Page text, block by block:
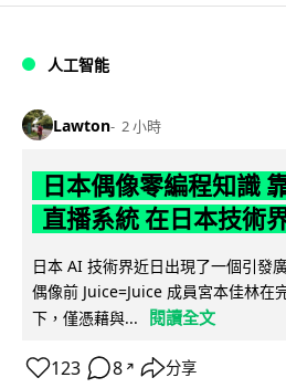
人工智能
Lawton 2 小時
日本偶像零編程知識
直播系統 在日本技術
日本 AI 技術界近日出現了一個引發
偶像前 Juice=Juice 成員宮本佳林在
下，僅憑藉與...
閱讀全文
123 8 ↗ 分享